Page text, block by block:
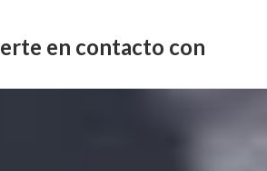
en contacto con